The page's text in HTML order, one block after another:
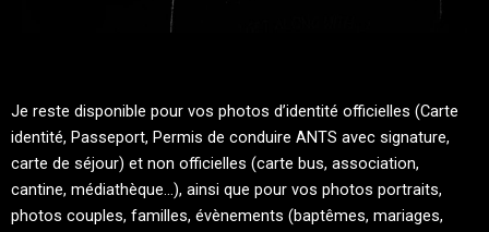
Je reste disponible pour vos photos d’identité officielles (Carte
identité, Passeport, Permis de conduire ANTS avec signature,
carte de séjour) et non officielles (carte bus, association,
cantine, médiathèque…), ainsi que pour vos photos portraits,
photos couples, familles, évènements (baptêmes, mariages,